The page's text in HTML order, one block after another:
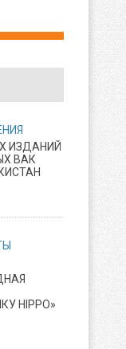
ИЗДАНИЙ
ВАК
HIPPO»